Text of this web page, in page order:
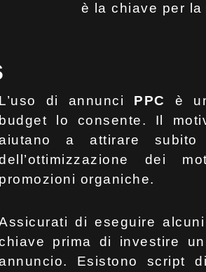
è la chiave per
L’uso di annunci PPC è
budget lo consente. Il
a attirare
dei
promozioni organiche.
di eseguire
prima di investire
Esistono script